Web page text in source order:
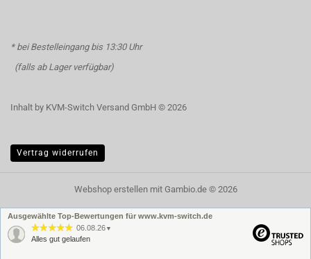
* bei Bestelleingang bis 13:30 Uhr
(falls ab Lager verfügbar)
Inhalt by KVM-Switch Versand GmbH © 2026
Vertrag widerrufen
Webshop erstellenmit Gambio.de © 2026
Ausgewählte Top-Bewertungen für www.kvm-switch.de
06.08.26 ▼
Alles gut gelaufen